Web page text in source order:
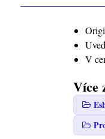
V
Více